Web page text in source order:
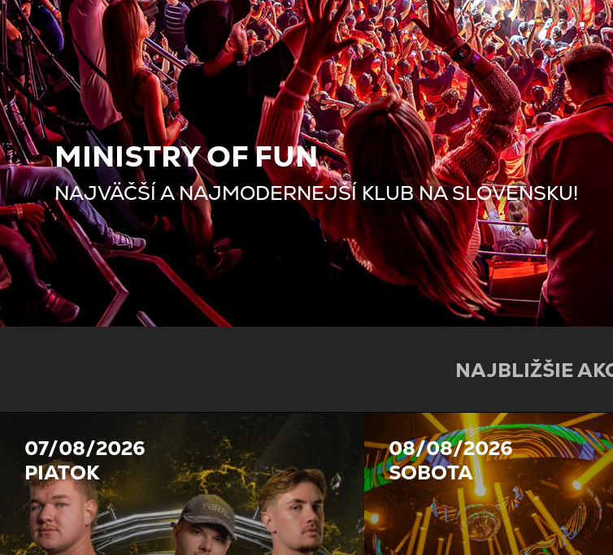
NAJBLIŽŠIE
07/08/2026
PIATOK
08/08/2026
SOBOTA